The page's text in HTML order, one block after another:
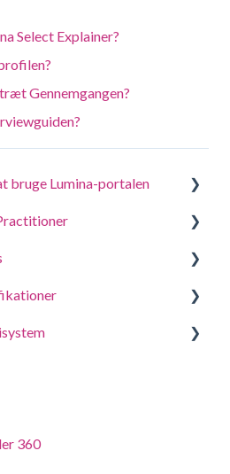
Select Explainer?
Gennemgangen?
bruge Lumina-portalen
eller udfør en opgave
deltagere og få adgang til
360